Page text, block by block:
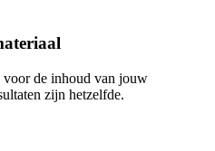
voor de inhoud van jouw
zijn hetzelfde.